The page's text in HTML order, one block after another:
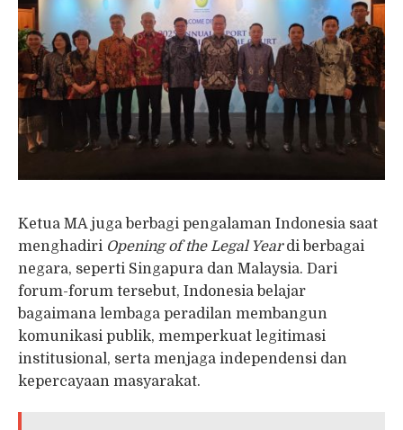
Ketua MA juga berbagi pengalaman Indonesia saat
menghadiri Opening of the Legal Yeardi berbagai
negara, seperti Singapura dan Malaysia. Dari
forum-forum tersebut, Indonesia belajar
bagaimana lembaga peradilan membangun
komunikasi publik, memperkuat legitimasi
institusional, serta menjaga independensi dan
kepercayaan masyarakat.